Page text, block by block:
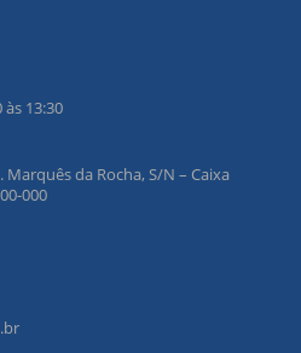
às 13:30
da Rocha, S/N – Caixa
000